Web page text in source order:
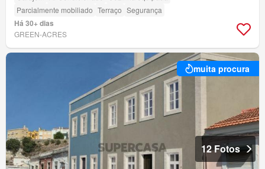
Parcialmente mobiliado Terraço Segurança
Há 30+ dias
GREEN-ACRES
muita procura
12 Fotos